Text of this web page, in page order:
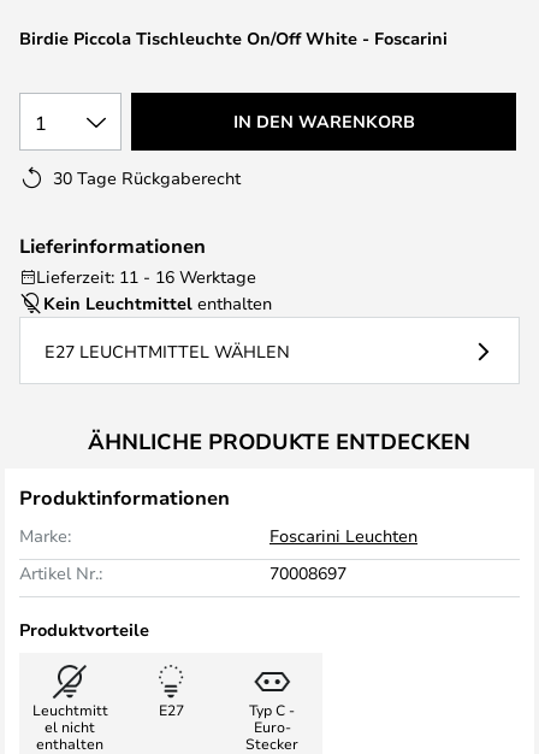
Birdie Piccola Tischleuchte On/Off White - Foscarini
1 IN DEN WARENKORB
30 Tage Rückgaberecht
Lieferinformationen
Lieferzeit: 11 - 16 Werktage
Kein Leuchtmittel enthalten
E27 LEUCHTMITTEL WÄHLEN
ÄHNLICHE PRODUKTE ENTDECKEN
Produktinformationen
Marke:
Foscarini Leuchten
Artikel Nr.:
70008697
Produktvorteile
Leuchtmitt
el nicht
enthalten
E27
Typ C -
Euro-
Stecker